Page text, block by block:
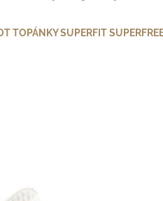
TOPÁNKY SUPERFIT